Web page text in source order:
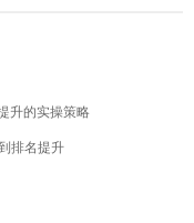
升的实操策略
排名提升